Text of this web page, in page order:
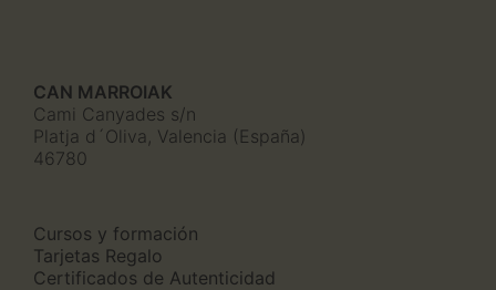
CAN MARROIAK
Cami Canyades s/n
Platja d´Oliva, Valencia (España)
46780
Cursos y formación
Tarjetas Regalo
Certificados de Autenticidad